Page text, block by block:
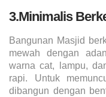
3.Minimalis
Bangunan Masjid
mewah dengan
warna cat, lampu,
rapi. Untuk
dibangun dengan